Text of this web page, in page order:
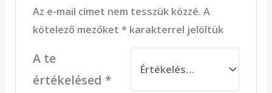
Az e-mail címet nem tesszük közzé. A
kötelező mezőket *karakterrel jelöltük
A te
értékelésed *